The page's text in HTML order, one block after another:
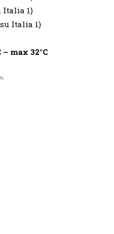
Italia 1)
Italia 1)
– max 32°C